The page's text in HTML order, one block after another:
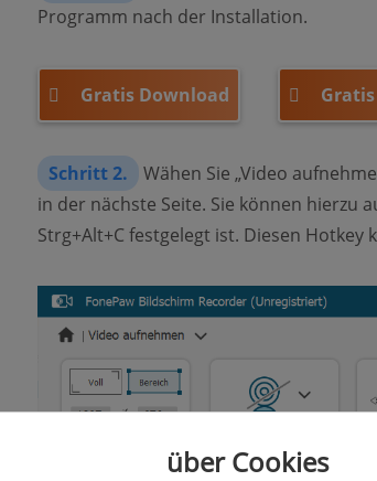
Programm nach der Installation.
Gratis Download
Schritt 2. Wähen Sie „Video
in der nächste Seite. Sie können hierzu
Strg+Alt+C festgelegt ist. Diesen
über Cookies